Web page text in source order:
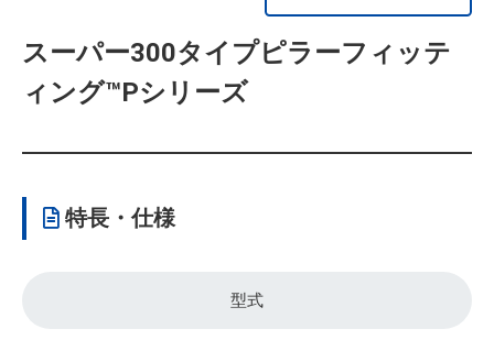
スーパー300タイプピラーフィッテ
ィング™Pシリーズ
特長・仕様
型式